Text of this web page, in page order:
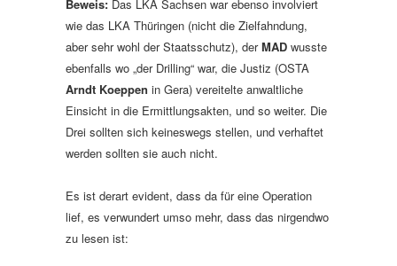
Beweis: Das LKA Sachsen war ebenso involviert
wie das LKA Thüringen (nicht die Zielfahndung,
aber sehr wohl der Staatsschutz), derMAD wusste
ebenfalls wo „der Drilling“ war, die Justiz (OSTA
Arndt Koeppen in Gera) vereitelte anwaltliche
Einsicht in die Ermittlungsakten, und so weiter. Die
Drei sollten sich keineswegs stellen, und verhaftet
werden sollten sie auch nicht.
Es ist derart evident, dass da für eine Operation
lief, es verwundert umso mehr, dass das nirgendwo
zu lesen ist: